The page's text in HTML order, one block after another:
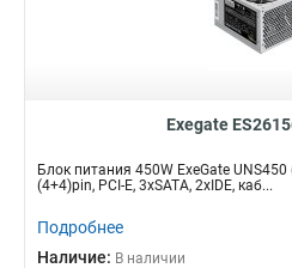
Exegate
Блок питания 450W ExeGate
(4+4)pin, PCI-E, 3xSATA, 2xIDE, каб...
Подробнее
Наличие: В наличии